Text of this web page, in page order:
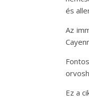
és
Az
Ez a